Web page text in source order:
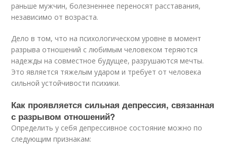
раньше мужчин, болезненнее переносят расставания,
независимо от возраста.
Дело в том, что на психологическом уровне в момент
разрыва отношений с любимым человеком теряются
надежды на совместное будущее, разрушаются мечты.
Это является тяжелым ударом и требует от человека
сильной устойчивости психики.
Как проявляется сильная депрессия, связанная
с разрывом отношений?
Определить у себя депрессивное состояние можно по
следующим признакам: